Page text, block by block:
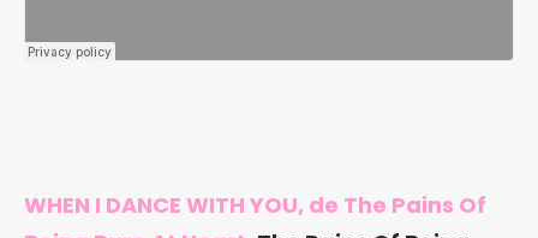
WHEN I DANCE WITH YOU, de The Pains Of